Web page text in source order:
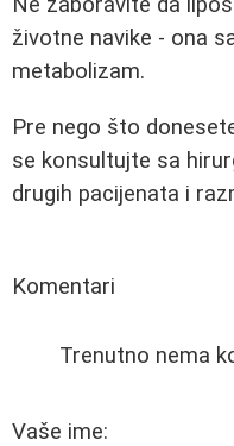
životne navike - ona
metabolizam.
Pre nego što
se konsultujte sa
drugih pacijenata i
Komentari
Trenutno nema
Vaše ime: